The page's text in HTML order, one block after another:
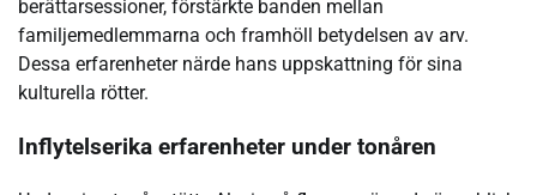
berättarsessioner, förstärkte banden mellan
familjemedlemmarna och framhöll betydelsen av arv.
Dessa erfarenheter närde hans uppskattning för sina
kulturella rötter.
Inflytelserika erfarenheter under tonåren